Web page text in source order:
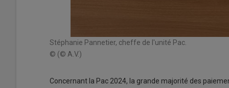
Stéphanie Pannetier, cheffe de l'unité Pac.
© (© A.V.)
Concernant la Pac 2024, la grande majorité des